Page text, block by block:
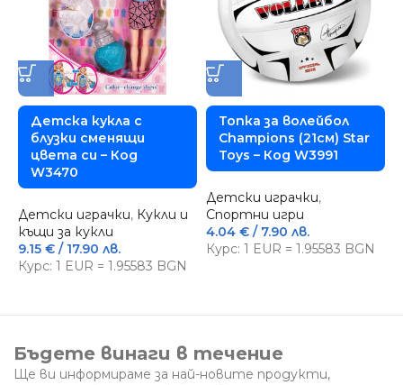
Детска кукла с
блузки сменящи
цвета си – Код
W3470
Детски играчки, Кукли и
къщи за кукли
9.15 € / 17.90 лв.
Курс: 1 EUR = 1.95583 BGN
Топка за волейбол
Champions (21см) Star
Toys – Код W3991
Детски играчки,
Спортни игри
4.04 €/ 7.90 лв.
Курс: 1 EUR = 1.95583 BGN
Бъдете винаги в течение
Ще ви информираме за най-новите продукти,